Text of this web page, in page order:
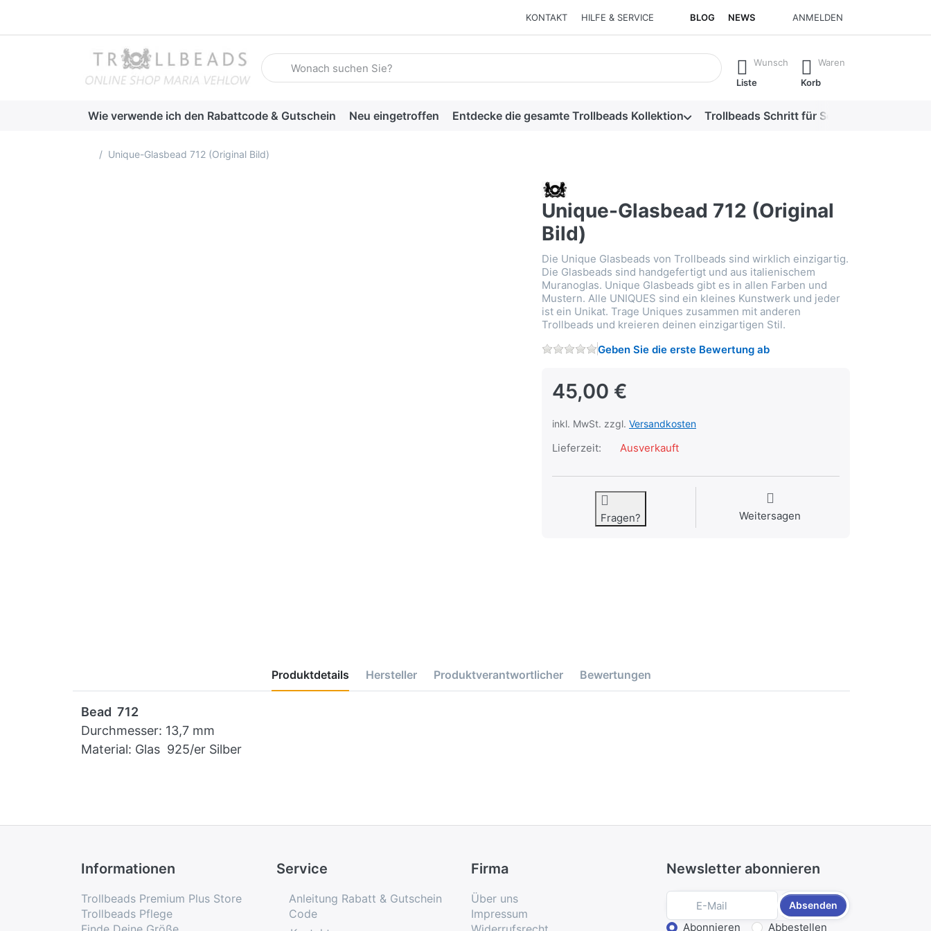
KONTAKT HILFE & SERVICE BLOG NEWS ANMELDEN
Geben Sie einen Suchbegriff ein. Während Sie tippen, erscheinen automatisch erste Ergebnisse. Drücken Sie die Eingabetaste, um alle
Wunsch
Liste
Waren
Korb
Wie verwende ich den Rabattcode & Gutschein Neu eingetroffen Entdecke die gesamte Trollbeads Kollektion Trollbeads Schritt für Schritt
Startseite
Unique-Glasbead 712 (Original Bild)
Unique-Glasbead 712 (Original
Bild)
Die Unique Glasbeads von Trollbeads sind wirklich einzigartig.
Die Glasbeads sind handgefertigt und aus italienischem
Muranoglas. Unique Glasbeads gibt es in allen Farben und
Mustern. Alle UNIQUES sind ein kleines Kunstwerk und jeder
ist ein Unikat. Trage Uniques zusammen mit anderen
Trollbeads und kreieren deinen einzigartigen Stil.
Geben Sie die erste Bewertung ab
45,00 €
inkl. MwSt. zzgl. Versandkosten
Lieferzeit: Ausverkauft
Fragen? Weitersagen
Produktdetails Hersteller Produktverantwortlicher Bewertungen
Bead 712
Durchmesser: 13,7 mm
Material: Glas 925/er Silber
Informationen
Trollbeads Premium Plus Store
Trollbeads Pflege
Service
Anleitung Rabatt & Gutschein
Code
Firma
Über uns
Impressum
Newsletter abonnieren
Absenden
Abonnieren Abbestellen